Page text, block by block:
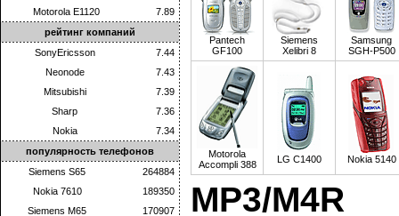
Motorola E1120
7.89
рейтинг компаний
SonyEricsson
7.44
Neonode
7.43
Mitsubishi
7.39
Sharp
7.36
Nokia
7.34
популярность телефонов
Siemens S65
264884
Nokia 7610
189350
Siemens M65
170907
Pantech
GF100
Siemens
Xelibri 8
Samsung
SGH-P500
Motorola
Accompli 388
LG C1400 Nokia 5140
MP3/M4R